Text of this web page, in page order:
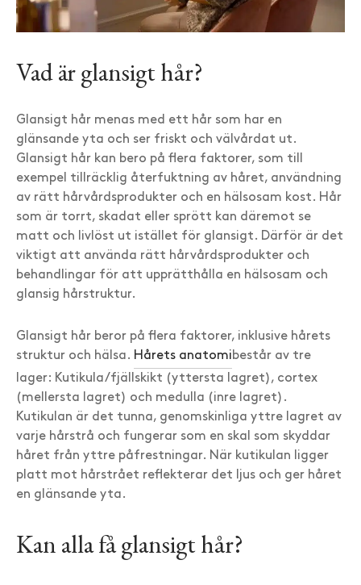
Vad är glansigt hår?
Glansigt hår menas med ett hår som har en
glänsande yta och ser friskt och välvårdat ut.
Glansigt hår kan bero på flera faktorer, som till
exempel tillräcklig återfuktning av håret, användning
av rätt hårvårdsprodukter och en hälsosam kost. Hår
som är torrt, skadat eller sprött kan däremot se
matt och livlöst ut istället för glansigt. Därför är det
viktigt att använda rätt hårvårdsprodukter och
behandlingar för att upprätthålla en hälsosam och
glansig hårstruktur.
Glansigt hår beror på flera faktorer, inklusive hårets
struktur och hälsa. Hårets anatomibestår av tre
lager: Kutikula/fjällskikt (yttersta lagret), cortex
(mellersta lagret) och medulla (inre lagret).
Kutikulan är det tunna, genomskinliga yttre lagret av
varje hårstrå och fungerar som en skal som skyddar
håret från yttre påfrestningar. När kutikulan ligger
platt mot hårstrået reflekterar det ljus och ger håret
en glänsande yta.
Kan alla få glansigt hår?